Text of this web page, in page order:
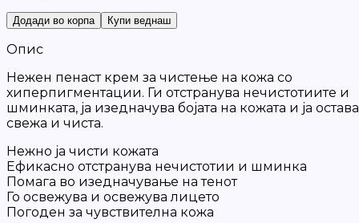
Додади во корпа Купи веднаш
Опис
Нежен пенаст крем за чистење на кожа со
хиперпигментации. Ги отстранува нечистотиите и
шминката, ја изедначува бојата на кожата и ја остава
свежа и чиста.
Нежно ја чисти кожата
Ефикасно отстранува нечистотии и шминка
Помага во изедначување на тенот
Го освежува и освежува лицето
Погоден за чувствителна кожа